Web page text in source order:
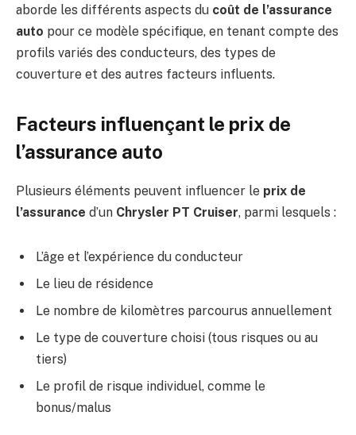
aborde les différents aspects du coût de l’assurance
auto pour ce modèle spécifique, en tenant compte des
profils variés des conducteurs, des types de
couverture et des autres facteurs influents.
Facteurs influençant le prix de
l’assurance auto
Plusieurs éléments peuvent influencer le prix de
l’assurance d’un Chrysler PT Cruiser, parmi lesquels :
L’âge et l’expérience du conducteur
Le lieu de résidence
Le nombre de kilomètres parcourus annuellement
Le type de couverture choisi (tous risques ou au
tiers)
Le profil de risque individuel, comme le
bonus/malus